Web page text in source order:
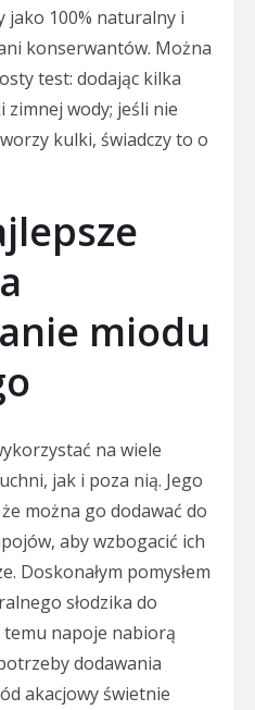
jako 100% naturalny i
konserwantów. Można
test: dodając kilka
wody; jeśli nie
kulki, świadczy to o
miodu
na wiele
jak i poza nią. Jego
można go dodawać do
aby wzbogacić ich
Doskonałym pomysłem
słodzika do
temu napoje nabiorą
dodawania
akacjowy świetnie